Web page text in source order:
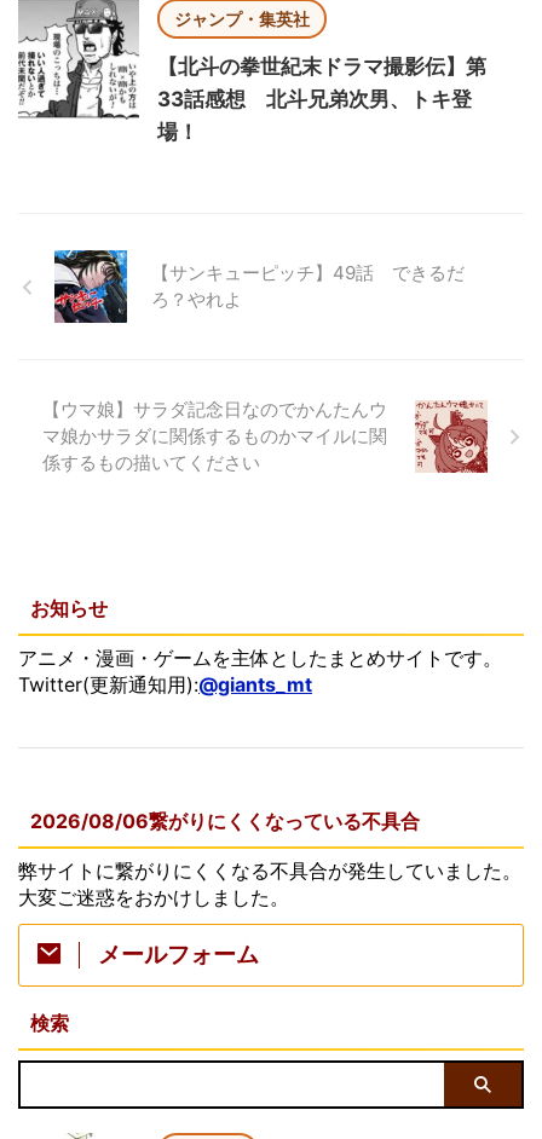
ジャンプ・集英社
【北斗の拳世紀末ドラマ撮影伝】第
33話感想 北斗兄弟次男、トキ登
場！
【サンキューピッチ】49話 できるだ
ろ？やれよ
【ウマ娘】サラダ記念日なのでかんたんウ
マ娘かサラダに関係するものかマイルに関
係するもの描いてください
お知らせ
アニメ・漫画・ゲームを主体としたまとめサイトです。
Twitter(更新通知用):@giants_mt
2026/08/06繋がりにくくなっている不具合
弊サイトに繋がりにくくなる不具合が発生していました。
大変ご迷惑をおかけしました。
メールフォーム
検索